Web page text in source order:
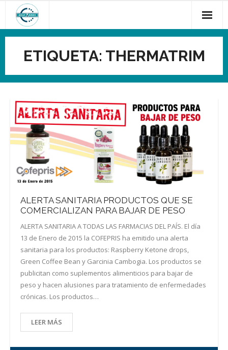
contenido
ETIQUETA: THERMATRIM
ALERTA SANITARIA PRODUCTOS QUE SE
COMERCIALIZAN PARA BAJAR DE PESO
ALERTA SANITARIA A TODAS LAS FARMACIAS DEL PAÍS. El día
13 de Enero de 2015 la COFEPRIS ha emitido una alerta
sanitaria para los productos: Raspberry Ketone drops,
Green Coffee Bean y Garcinia Cambogia. Los productos se
publicitan como suplementos alimenticios para bajar de
peso y hacen alusiones para tratamiento de enfermedades
crónicas. Los productos…
LEER MÁS